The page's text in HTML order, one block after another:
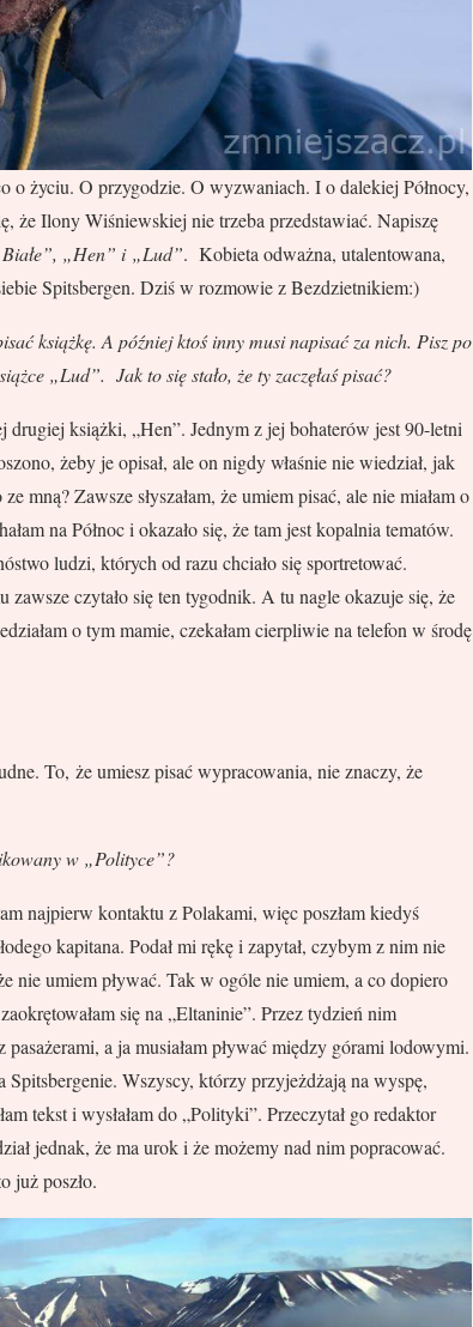
o życiu. O przygodzie. O wyzwaniach. I o dalekiej Północy,
że Ilony Wiśniewskiej nie trzeba przedstawiać. Napiszę
„Hen” i „Lud”. Kobieta odważna, utalentowana,
Spitsbergen. Dziś w rozmowie z Bezdzietnikiem:)
książkę. A później ktoś inny musi napisać za nich. Pisz po
„Lud”. Jak to się stało, że ty zaczęłaś pisać?
książki, „Hen”. Jednym z jej bohaterów jest 90-letni
żeby je opisał, ale on nigdy właśnie nie wiedział, jak
mną? Zawsze słyszałam, że umiem pisać, ale nie miałam o
na Północ i okazało się, że tam jest kopalnia tematów.
ludzi, których od razu chciało się sportretować.
czytało się ten tygodnik. A tu nagle okazuje się, że
o tym mamie, czekałam cierpliwie na telefon w środę
To, że umiesz pisać wypracowania, nie znaczy, że
w „Polityce”?
najpierw kontaktu z Polakami, więc poszłam kiedyś
kapitana. Podał mi rękę i zapytał, czybym z nim nie
nie umiem pływać. Tak w ogóle nie umiem, a co dopiero
się na „Eltaninie”. Przez tydzień nim
pasażerami, a ja musiałam pływać między górami lodowymi.
Wszyscy, którzy przyjeżdżają na wyspę,
tekst i wysłałam do „Polityki”. Przeczytał go redaktor
jednak, że ma urok i że możemy nad nim popracować.
już poszło.